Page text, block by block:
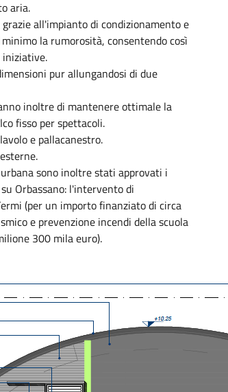
aria.
all'impianto di condizionamento e
la rumorosità, consentendo così
iniziative.
pur allungandosi di due
inoltre di mantenere ottimale la
fisso per spettacoli.
e pallacanestro.
sono inoltre stati approvati i
Orbassano: l'intervento di
(per un importo finanziato di circa
e prevenzione incendi della scuola
300 mila euro).